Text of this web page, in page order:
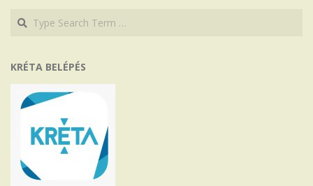
Search
Search
KRÉTA BELÉPÉS